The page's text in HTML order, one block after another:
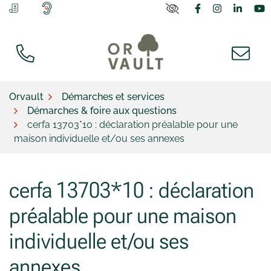
Lien vers le
Lien vers
Lien
Orvault
Démarches et services
Démarches & foire aux questions
cerfa 13703*10 : déclaration préalable pour une
maison individuelle et/ou ses annexes
cerfa 13703*10 : déclaration
préalable pour une maison
individuelle et/ou ses